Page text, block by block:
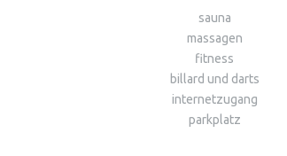
sauna
massagen
fitness
billard und darts
internetzugang
parkplatz